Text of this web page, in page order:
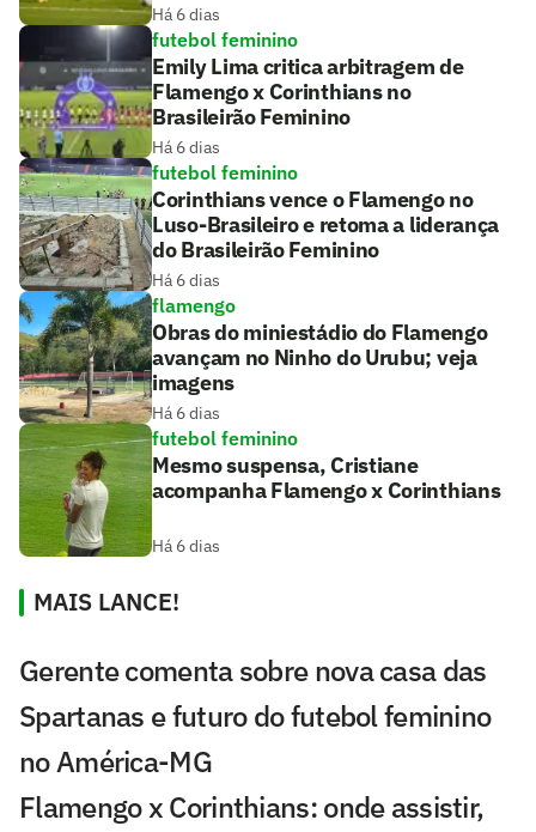
Há 6 dias
futebol feminino
Emily Lima critica arbitragem de
Flamengo x Corinthians no
Brasileirão Feminino
Há 6 dias
futebol feminino
Corinthians vence o Flamengo no
Luso-Brasileiro e retoma a liderança
do Brasileirão Feminino
Há 6 dias
flamengo
Obras do miniestádio do Flamengo
avançam no Ninho do Urubu; veja
imagens
Há 6 dias
futebol feminino
Mesmo suspensa, Cristiane
acompanha Flamengo x Corinthians
Há 6 dias
MAIS LANCE!
Gerente comenta sobre nova casa das
Spartanas e futuro do futebol feminino
no América-MG
Flamengo x Corinthians: onde assistir,